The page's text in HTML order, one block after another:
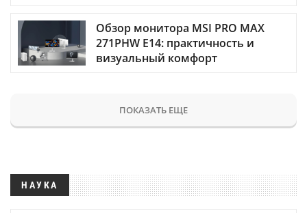
Обзор монитора MSI PRO MAX
271PHW E14: практичность и
визуальный комфорт
ПОКАЗАТЬ ЕЩЕ
НАУКА